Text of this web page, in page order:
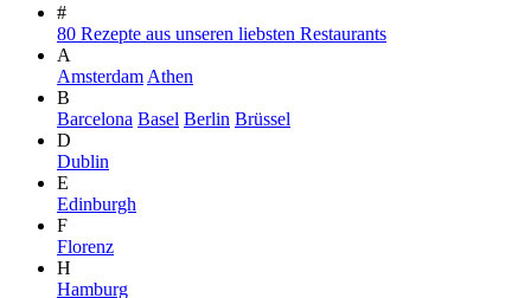
#
80 Rezepte aus unseren liebsten Restaurants
A
Amsterdam Athen
B
Barcelona Basel Berlin Brüssel
D
Dublin
E
Edinburgh
F
Florenz
H
Hamburg